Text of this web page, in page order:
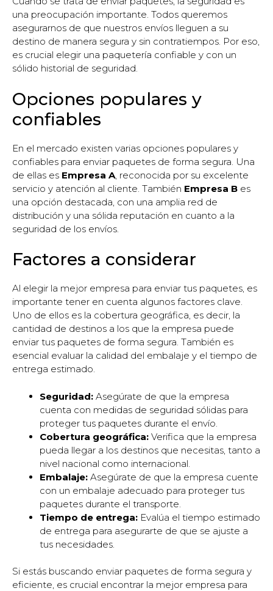
una preocupación importante. Todos queremos
asegurarnos de que nuestros envíos lleguen a su
destino de manera segura y sin contratiempos. Por eso,
es crucial elegir una paquetería confiable y con un
sólido historial de seguridad.
Opciones populares y
confiables
En el mercado existen varias opciones populares y
confiables para enviar paquetes de forma segura. Una
de ellas es Empresa A , reconocida por su excelente
servicio y atención al cliente. También Empresa B es
una opción destacada, con una amplia red de
distribución y una sólida reputación en cuanto a la
seguridad de los envíos.
Factores a considerar
Al elegir la mejor empresa para enviar tus paquetes, es
importante tener en cuenta algunos factores clave.
Uno de ellos es la cobertura geográfica, es decir, la
cantidad de destinos a los que la empresa puede
enviar tus paquetes de forma segura. También es
esencial evaluar la calidad del embalaje y el tiempo de
entrega estimado.
Seguridad: Asegúrate de que la empresa
cuenta con medidas de seguridad sólidas para
proteger tus paquetes durante el envío.
Cobertura geográfica: Verifica que la empresa
pueda llegar a los destinos que necesitas, tanto a
nivel nacional como internacional.
Embalaje: Asegúrate de que la empresa cuente
con un embalaje adecuado para proteger tus
paquetes durante el transporte.
Tiempo de entrega: Evalúa el tiempo estimado
de entrega para asegurarte de que se ajuste a
tus necesidades.
Si estás buscando enviar paquetes de forma segura y
eficiente, es crucial encontrar la mejor empresa para